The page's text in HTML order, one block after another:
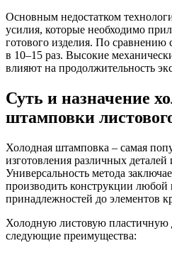
Основным недостатком
усилия, которые необходимо
готового изделия. По
в 10–15 раз. Высокие
влияют на продолжительность
Суть и назначение
штамповки
Холодная штамповка – самая
изготовления различных
Универсальность метода
производить конструкции
принадлежностей до элементов
Холодную листовую пластичную
следующие преимущества: